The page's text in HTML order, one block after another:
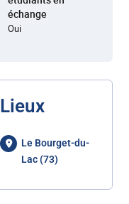
échange
Oui
Lieux
Le Bourget-du-
Lac (73)